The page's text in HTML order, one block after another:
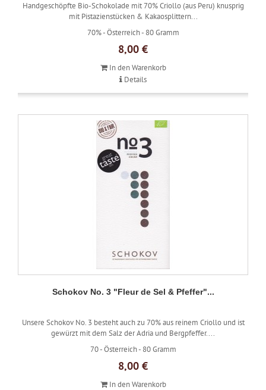
Handgeschöpfte Bio-Schokolade mit 70% Criollo (aus Peru) knusprig
mit Pistazienstücken & Kakaosplittern...
70% -Österreich - 80 Gramm
8,00 €
In den Warenkorb
Details
Schokov No. 3 "Fleur de Sel & Pfeffer"...
Unsere Schokov No. 3 besteht auch zu 70% aus reinem Criollo und ist
gewürzt mit dem Salz der Adria und Bergpfeffer....
70 -Österreich - 80 Gramm
8,00 €
In den Warenkorb